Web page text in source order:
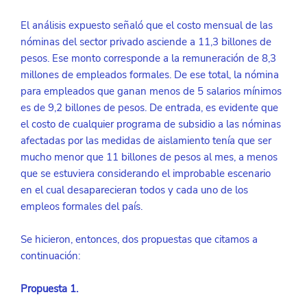
El análisis expuesto señaló que el costo mensual de las
nóminas del sector privado asciende a 11,3 billones de
pesos. Ese monto corresponde a la remuneración de 8,3
millones de empleados formales. De ese total, la nómina
para empleados que ganan menos de 5 salarios mínimos
es de 9,2 billones de pesos. De entrada, es evidente que
el costo de cualquier programa de subsidio a las nóminas
afectadas por las medidas de aislamiento tenía que ser
mucho menor que 11 billones de pesos al mes, a menos
que se estuviera considerando el improbable escenario
en el cual desaparecieran todos y cada uno de los
empleos formales del país.
Se hicieron, entonces, dos propuestas que citamos a
continuación:
Propuesta 1.